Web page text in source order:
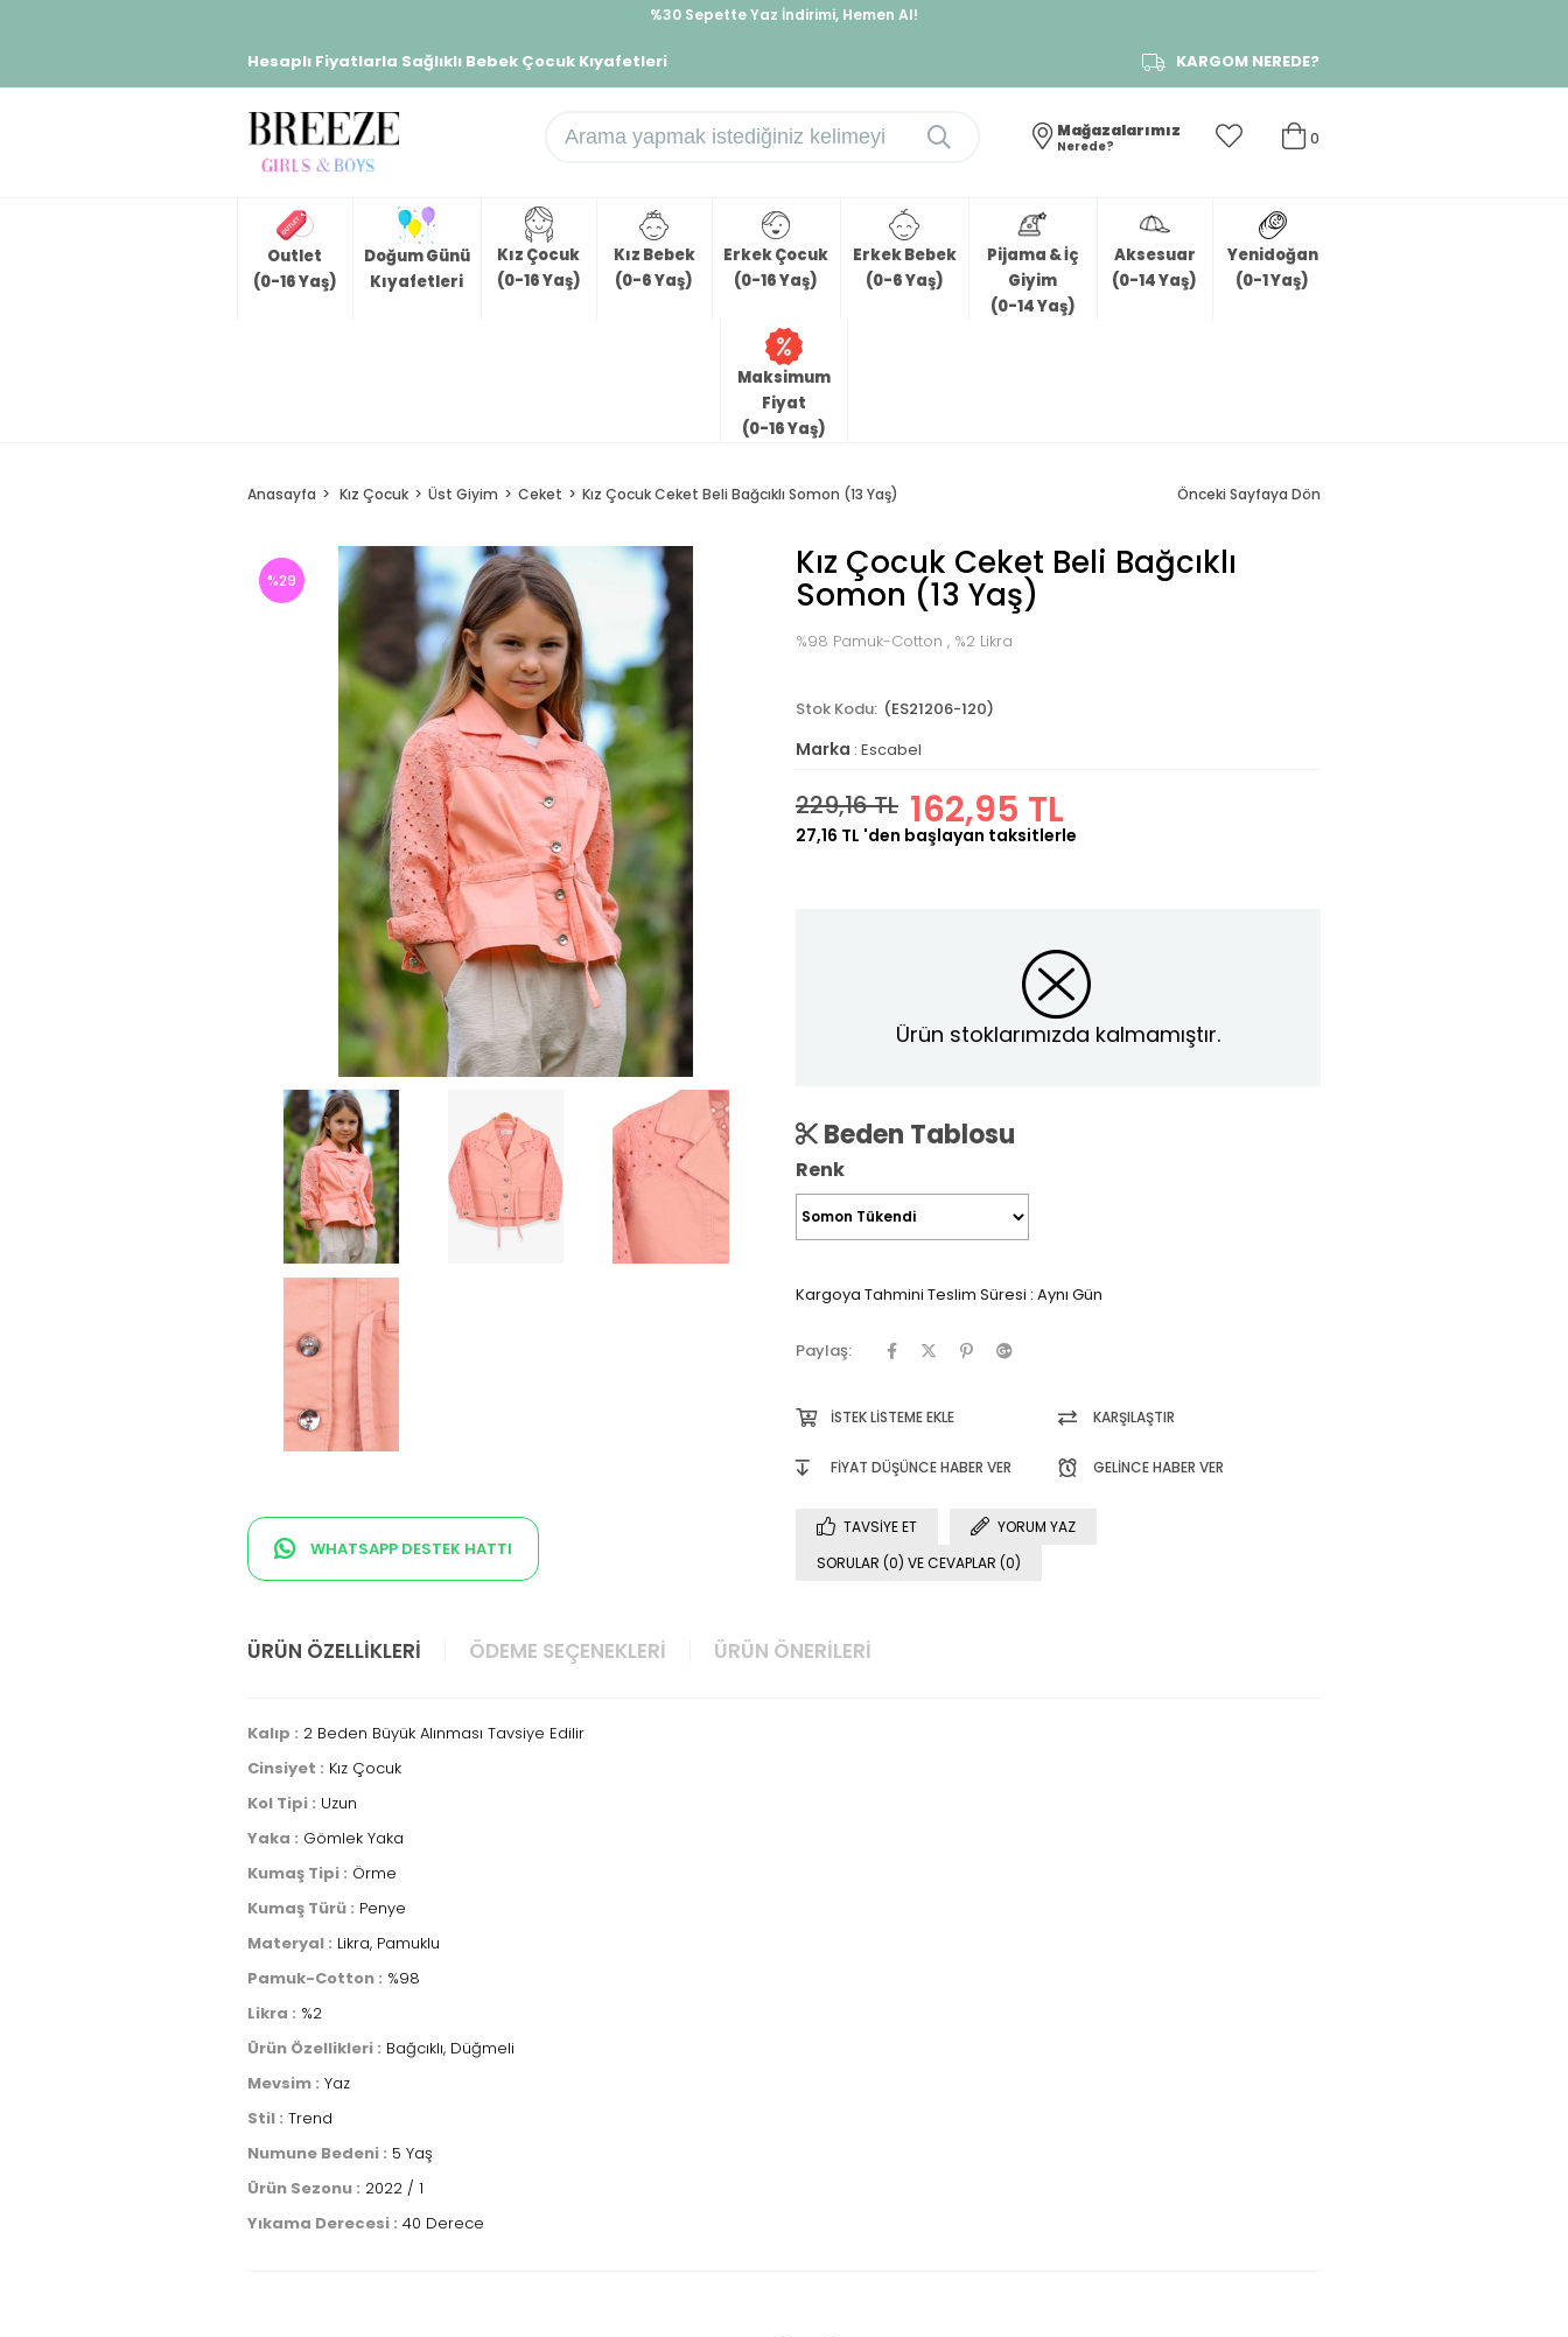
%30 Sepette Yaz İndirimi, Hemen Al!
Hesaplı Fiyatlarla Sağlıklı Bebek Çocuk Kıyafetleri KARGOM NEREDE?
0
Mağazalarımız
Nerede?
Outlet
(0-16 Yaş)
Doğum Günü
Kıyafetleri
Kız Çocuk
(0-16 Yaş)
Kız Bebek
(0-6 Yaş)
Erkek Çocuk
(0-16 Yaş)
Erkek Bebek
(0-6 Yaş)
Pijama & İç
Giyim
(0-14 Yaş)
Aksesuar
(0-14 Yaş)
Yenidoğan
(0-1 Yaş)
Maksimum
Fiyat
(0-16 Yaş)
Anasayfa Kız Çocuk Üst Giyim Ceket Kız Çocuk Ceket Beli Bağcıklı Somon (13 Yaş) Önceki Sayfaya Dön
%29
WHATSAPP DESTEK HATTI
Kız Çocuk Ceket Beli Bağcıklı
Somon (13 Yaş)
%98 Pamuk-Cotton , %2 Likra
(ES21206-120)
Marka : Escabel
229,16 TL 162,95 TL
27,16 TL 'den başlayan taksitlerle
Ürün stoklarımızda kalmamıştır.
Beden Tablosu
Renk
Kargoya Tahmini Teslim Süresi : Aynı Gün
Paylaş:
İSTEK LISTEME EKLE KARŞILAŞTIR
FIYAT DÜŞÜNCE HABER VER GELINCE HABER VER
TAVSIYE ET
YORUM YAZ
SORULAR (0) VE CEVAPLAR (0)
ÜRÜN ÖZELLIKLERI ÖDEME SEÇENEKLERI ÜRÜN ÖNERILERI
Kalıp : 2 Beden Büyük Alınması Tavsiye Edilir
Cinsiyet : Kız Çocuk
Kol Tipi : Uzun
Yaka : Gömlek Yaka
Kumaş Tipi : Örme
Kumaş Türü : Penye
Materyal : Likra, Pamuklu
Pamuk-Cotton : %98
Likra : %2
Ürün Özellikleri : Bağcıklı, Düğmeli
Mevsim : Yaz
Stil : Trend
Numune Bedeni : 5 Yaş
Ürün Sezonu : 2022 / 1
Yıkama Derecesi : 40 Derece